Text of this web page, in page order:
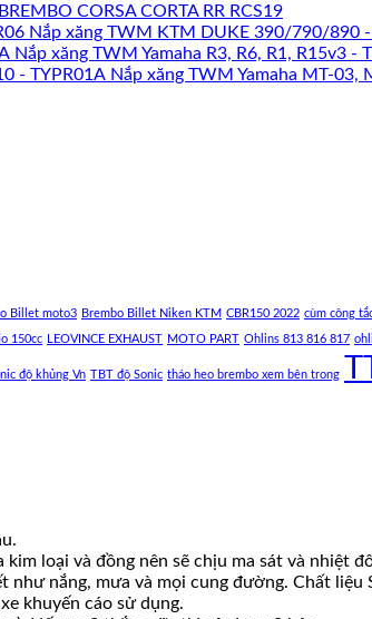
CORSA CORTA RR RCS19
Nắp xăng TWM KTM DUKE 390/790/890
Nắp xăng TWM Yamaha R3, R6, R1, R15v3 -
Nắp xăng TWM Yamaha MT-03,
Billet moto3 Brembo Billet Niken KTM CBR150 2022 cùm công
150cc LEOVINCE EXHAUST MOTO PART Ohlins 813 816 817
độ khủng Vn TBT độ Sonic tháo heo brembo xem bên trong
loại và đồng nên sẽ chịu ma sát và nhiệt
nắng, mưa và mọi cung đường. Chất
khuyến cáo sử dụng.